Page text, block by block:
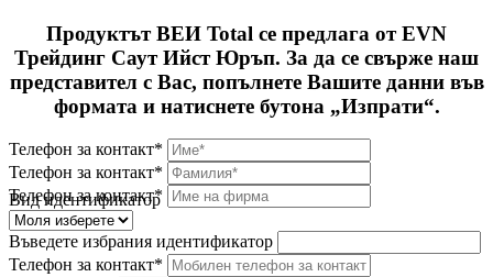
Продуктът ВЕИ Total се предлага от EVN
Трейдинг Саут Ийст Юръп. За да се свърже наш
представител с Вас, попълнете Вашите данни във
формата и натиснете бутона „Изпрати“.
Телефон за контакт*
Телефон за контакт*
Телефон за контакт*
Вид идентификатор
Въведете избрания идентификатор
Телефон за контакт*